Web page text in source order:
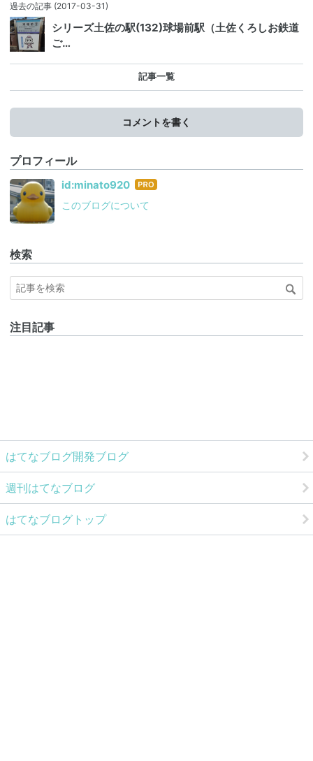
過去の記事 (2017-03-31)
シリーズ土佐の駅(132)球場前駅（土佐くろしお鉄道
ご…
記事一覧
コメントを書く
プロフィール
id:minato920 はて
ログ
このブログについて
検索
注目記事
はてなブログ開発ブログ
週刊はてなブログ
はてなブログトップ